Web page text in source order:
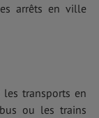
arrêts en ville
transports en
ou les trains